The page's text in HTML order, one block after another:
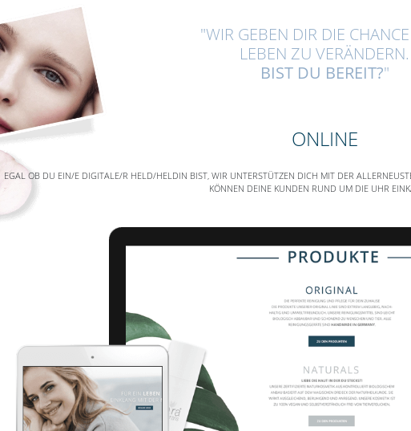
"WIR GEBEN DIR DIE
LEBEN ZU VERÄNDERN.
BIST DU BEREIT?"
ONLINE
EGAL OB DU EIN/E DIGITALE/R HELD/HELDIN BIST, WIR UNTERSTÜTZEN DICH MIT DER
KÖNNEN DEINE KUNDEN RUND UM DIE UHR